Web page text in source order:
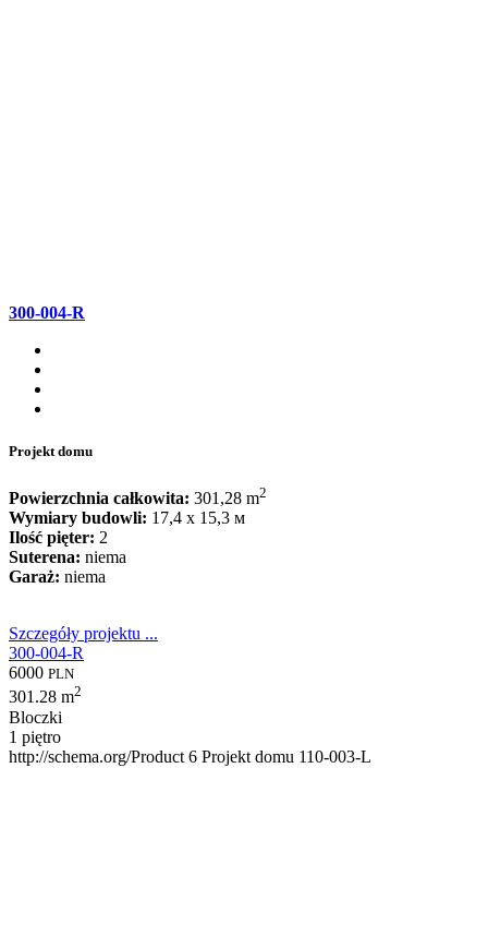
300-004-R
Projekt domu
Powierzchnia całkowita: 301,28 m2
Wymiary budowli: 17,4 x 15,3 м
Ilość pięter: 2
Suterena: niema
Garaż: niema
Szczegóły projektu ...
300-004-R
6000 PLN
301.28 m2
Bloczki
1 piętro
http://schema.org/Product 6 Projekt domu 110-003-L